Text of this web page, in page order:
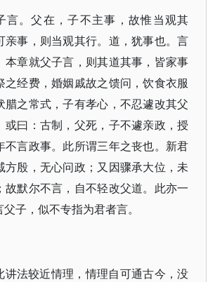
言。父在，子不主事，故惟当观其
亲事，则当观其行。道，犹事也。言
本章就父子言，则其道其事，皆家事
之经费，婚姻戚故之馈问，饮食衣服
腊之常式，子有孝心，不忍遽改其父
或曰：古制，父死，子不遽亲政，授
不言政事。此所谓三年之丧也。新君
方殷，无心问政；又因骤承大位，未
故默尔不言，自不轻改父道。此亦一
子，似不专指为君者言。
讲法较近情理，情理自可通古今，没